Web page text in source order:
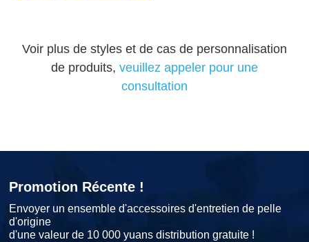
Voir plus de styles et de cas de personnalisation
de produits, veuillez appeler pour une
consultation
Promotion Récente !
Envoyer un ensemble d'accessoires d'entretien de pelle
d'origine
d'une valeur de 10 000 yuans distribution gratuite !